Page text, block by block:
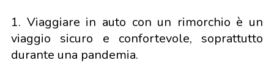
1. Viaggiare in auto con un rimorchio è un
viaggio sicuro e confortevole, soprattutto
durante una pandemia.